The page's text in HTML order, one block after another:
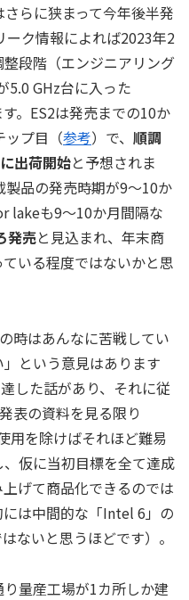
らに狭まって今年後半発
ーク情報によれば2023年2
段階（エンジニアリング
5.0 GHz台に入った
。ES2は発売までの10か
ップ目（参考）で、 順調
出荷開始と予想されま
品の発売時期が9～10か
lakeも9～10か月間隔な
発売と見込まれ、年末商
いる程度ではないかと思
時はあんなに苦戦してい
という意見はあります
した話があり、それに従
表の資料を見る限り
用を除けばそれほど難易
仮に当初目標を全て達成
げて商品化できるのでは
は中間的な「Intel 6」の
ないと思うほどです）。
量産工場が1カ所しか建